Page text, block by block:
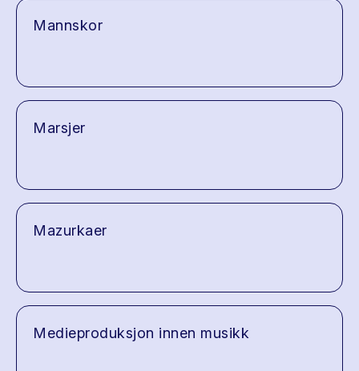
Mannskor
Marsjer
Mazurkaer
Medieproduksjon innen musikk